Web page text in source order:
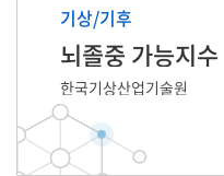
기상/기후
뇌졸중 가능지수
한국기상산업기술원